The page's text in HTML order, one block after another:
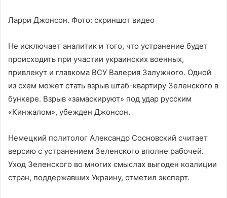
Ларри Джонсон. Фото: скриншот видео
Не исключает аналитик и того, что устранение будет
происходить при участии украинских военных,
привлекут и главкома ВСУ Валерия Залужного. Одной
из схем может стать взрыв штаб-квартиру Зеленского в
бункере. Взрыв «замаскируют» под удар русским
«Кинжалом», убежден Джонсон.
Немецкий политолог Александр Сосновский считает
версию с устранением Зеленского вполне рабочей.
Уход Зеленского во многих смыслах выгоден коалиции
стран, поддержавших Украину, отметил эксперт.